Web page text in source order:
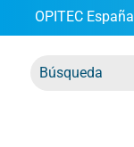
Saltar a
OPITEC España